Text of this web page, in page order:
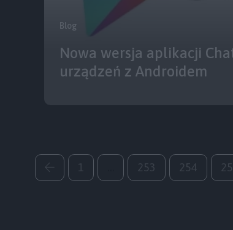
Blog
Nowa wersja aplikacji
urządzeń z Androidem
1 253 254